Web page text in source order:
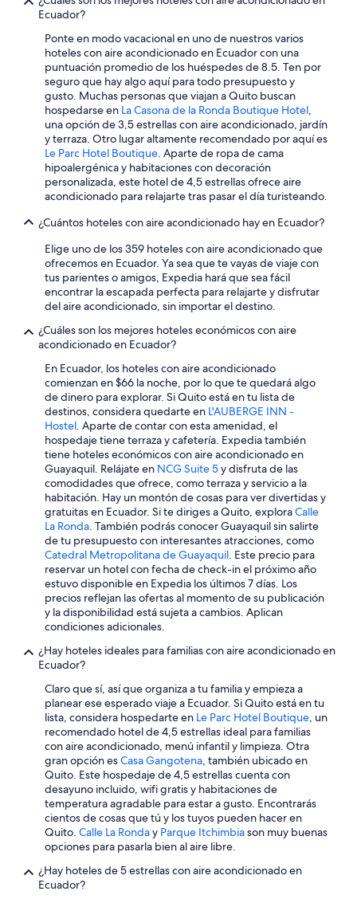
Hoteles en la playa en Región amazónica de Ecuador
Hoteles familiares en Región amazónica de Ecuador
Hoteles históricos en Región amazónica de Ecuador
Hoteles románticos en Región amazónica de Ecuador
Hoteles baratos en Región amazónica de Ecuador
Hoteles boutique en Región amazónica de Ecuador
Hoteles cerca del lago en Región amazónica de Ecuador
Hoteles con aguas termales en Región amazónica de Ecuador
Hoteles con bar en Región amazónica de Ecuador
Hoteles con estacionamiento en Región amazónica de Ecuador
Hoteles con guardería en Región amazónica de Ecuador
Hoteles con área de juegos en Región amazónica de Ecuador
Hoteles con alberca en Región amazónica de Ecuador
Hoteles con hidromasaje en Región amazónica de Ecuador
Hoteles con traslado del/al aeropuerto en Región amazónica de
Ecuador
Hoteles con vista en Región amazónica de Ecuador
Hoteles en la naturaleza en Región amazónica de Ecuador
Hoteles para bodas en Región amazónica de Ecuador
Hoteles de senderismo en Región amazónica de Ecuador
Hoteles que aceptan mascotas en Región amazónica de Ecuador
Hoteles en Región amazónica de Ecuador
Lodges en Región amazónica de Ecuador
Posadas en Región amazónica de Ecuador
Villas en Región amazónica de Ecuador
Hoteles 3 estrellas en Los Andes
B&B en Los Andes
Cabañas en Los Andes
Casas de campo en Los Andes
Casas de huéspedes en Los Andes
Casas vacacionales en Los Andes
Casas rurales en Los Andes
Resorts en Los Andes
Condominios en Los Andes
Apartamentos en Los Andes
Ranchos en Los Andes
Ecuador?
Ponte en modo vacacional en uno de nuestros varios
hoteles con aire acondicionado en Ecuador con una
puntuación promedio de los huéspedes de 8.5. Ten por
seguro que hay algo aquí para todo presupuesto y
gusto. Muchas personas que viajan a Quito buscan
hospedarse en La Casona de la Ronda Boutique Hotel,
una opción de 3,5 estrellas con aire acondicionado, jardín
y terraza. Otro lugar altamente recomendado por aquí es
Le Parc Hotel Boutique. Aparte de ropa de cama
hipoalergénica y habitaciones con decoración
personalizada, este hotel de 4,5 estrellas ofrece aire
acondicionado para relajarte tras pasar el día turisteando.
¿Cuántos hoteles con aire acondicionado hay en Ecuador?
Elige uno de los 359 hoteles con aire acondicionado que
ofrecemos en Ecuador. Ya sea que te vayas de viaje con
tus parientes o amigos, Expedia hará que sea fácil
encontrar la escapada perfecta para relajarte y disfrutar
del aire acondicionado, sin importar el destino.
¿Cuáles son los mejores hoteles económicos con aire
acondicionado en Ecuador?
En Ecuador, los hoteles con aire acondicionado
comienzan en $66 la noche, por lo que te quedará algo
de dinero para explorar. Si Quito está en tu lista de
destinos, considera quedarte en L'AUBERGE INN -
Hostel. Aparte de contar con esta amenidad, el
hospedaje tiene terraza y cafetería. Expedia también
tiene hoteles económicos con aire acondicionado en
Guayaquil. Relájate en NCG Suite 5y disfruta de las
comodidades que ofrece, como terraza y servicio a la
habitación. Hay un montón de cosas para ver divertidas y
gratuitas en Ecuador. Si te diriges a Quito, exploraCalle
La Ronda. También podrás conocer Guayaquil sin salirte
de tu presupuesto con interesantes atracciones, como
Catedral Metropolitana de Guayaquil. Este precio para
reservar un hotel con fecha de check-in el próximo año
estuvo disponible en Expedia los últimos 7 días. Los
precios reflejan las ofertas al momento de su publicación
y la disponibilidad está sujeta a cambios. Aplican
condiciones adicionales.
¿Hay hoteles ideales para familias con aire acondicionado en
Ecuador?
Claro que sí, así que organiza a tu familia y empieza a
planear ese esperado viaje a Ecuador. Si Quito está en tu
lista, considera hospedarte en Le Parc Hotel Boutique, un
recomendado hotel de 4,5 estrellas ideal para familias
con aire acondicionado, menú infantil y limpieza. Otra
gran opción esCasa Gangotena, también ubicado en
Quito. Este hospedaje de 4,5 estrellas cuenta con
desayuno incluido, wifi gratis y habitaciones de
temperatura agradable para estar a gusto. Encontrarás
cientos de cosas que tú y los tuyos pueden hacer en
Quito. Calle La Ronday Parque Itchimbiason muy buenas
opciones para pasarla bien al aire libre.
¿Hay hoteles de 5 estrellas con aire acondicionado en
Ecuador?